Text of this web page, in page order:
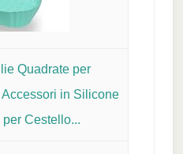
Quadrate per
in Silicone
Cestello...